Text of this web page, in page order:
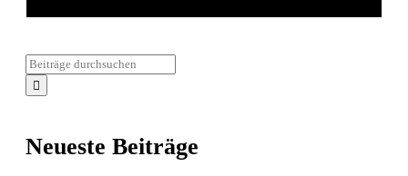
Neueste Beiträge